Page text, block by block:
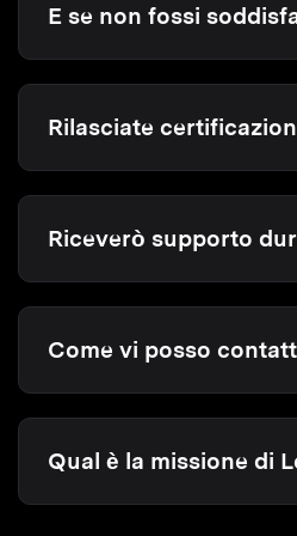
E se non fossi
Rilasciate
Riceverò supporto
Come vi posso
Qual è la missione di